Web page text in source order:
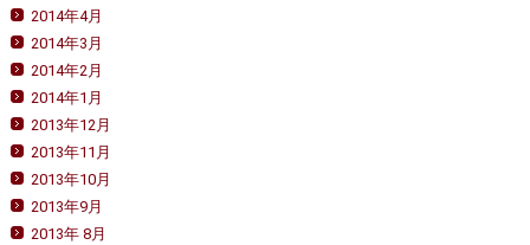
2014年4月
2014年3月
2014年2月
2014年1月
2013年12月
2013年11月
2013年10月
2013年9月
2013年 8月